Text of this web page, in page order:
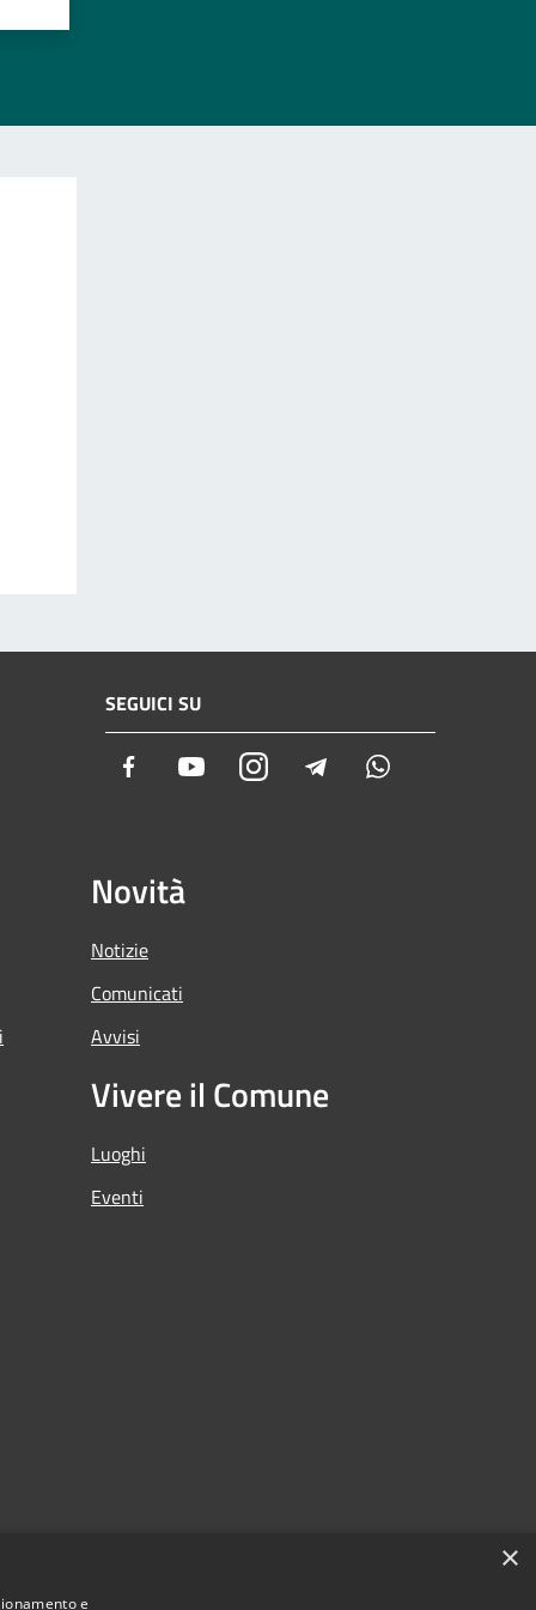
SEGUICI SU
Facebook YoutubeInstagramTelegram
Novità
Notizie
Comunicati
Avvisi
Vivere il Comune
Luoghi
Eventi
×
e